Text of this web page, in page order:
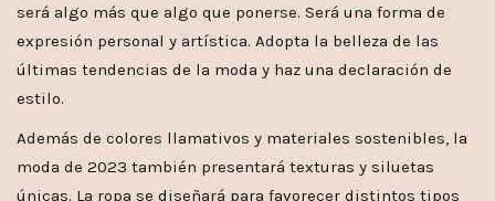
será algo más que algo que ponerse. Será una forma de
expresión personal y artística. Adopta la belleza de las
últimas tendencias de la moda y haz una declaración de
estilo.
Además de colores llamativos y materiales sostenibles, la
moda de 2023 también presentará texturas y siluetas
únicas. La ropa se diseñará para favorecer distintos tipos